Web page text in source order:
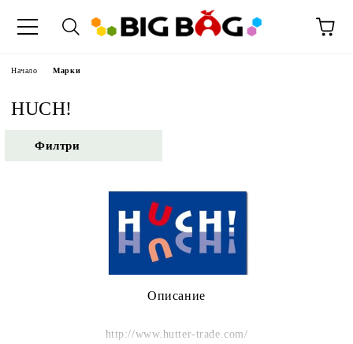
Начало Марки
HUCH!
Филтри
Описание
http://www.hutter-trade.com/